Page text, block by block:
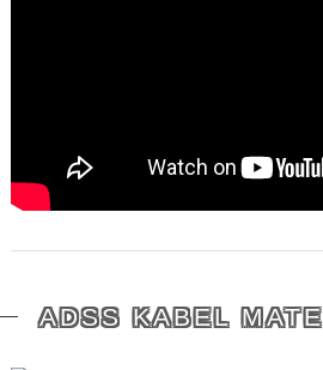
ADSS KABEL